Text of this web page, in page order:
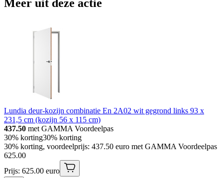
Meer uit deze actie
Lundia deur-kozijn combinatie En 2A02 wit gegrond links 93 x
231,5 cm (kozijn 56 x 115 cm)
437.50 met GAMMA Voordeelpas
30% korting30% korting
30% korting, voordeelprijs: 437.50 euro met GAMMA Voordeelpas
625.00
Prijs: 625.00 euro